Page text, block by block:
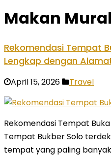
Makan
Rekomendasi Tempat
Lengkap dengan
April 15, 2026 Travel
Rekomendasi Tempat
Tempat Bukber Solo
tempat yang paling